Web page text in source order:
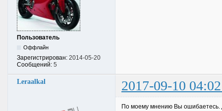
Пользователь
Оффлайн
Зарегистрирован: 2014-05-20
Сообщений: 5
Leraalkal 2017-09-10
По моему мнению Вы ошибаетесь.